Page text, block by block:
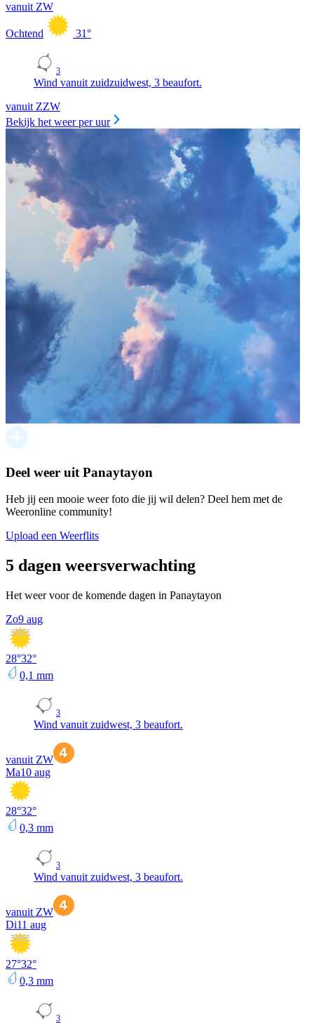
vanuit ZW
Ochtend 31°
3
Wind vanuit zuidzuidwest, 3 beaufort.
vanuit ZZW
Bekijk het weer per uur
Deel weer uit Panaytayon
Heb jij een mooie weer foto die jij wil delen? Deel hem met de
Weeronline community!
Upload een Weerflits
5 dagen weersverwachting
Het weer voor de komende dagen in Panaytayon
Zo9 aug
28°32°
0,1 mm
3
Wind vanuit zuidwest, 3 beaufort.
vanuit ZW
Ma10 aug
28°32°
0,3 mm
3
Wind vanuit zuidwest, 3 beaufort.
vanuit ZW
Di11 aug
27°32°
0,3 mm
3